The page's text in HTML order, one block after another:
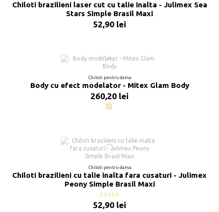
Chiloti brazilieni laser cut cu talie inalta - Julimex Sea
Stars Simple Brasil Maxi
52,90 lei
Chiloti pentru dama
Body cu efect modelator - Mitex Glam Body
260,20 lei
Bej
Chiloti pentru dama
Chiloti brazilieni cu talie inalta fara cusaturi - Julimex
Peony Simple Brasil Maxi
52,90 lei